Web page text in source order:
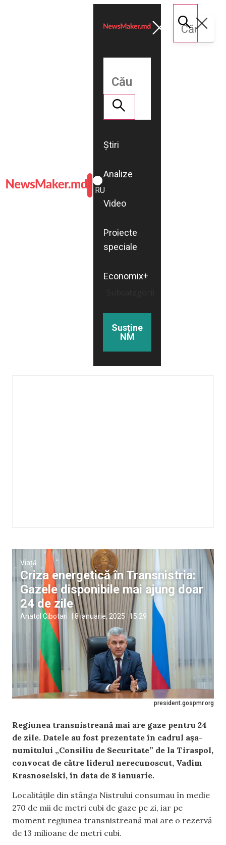
ROMÂNĂ
RU
Știri
Analize
Video
Proiecte
speciale
Economix+
Susține
NM
president.gospmr.org
Viață
Criza energetică în Transnistria:
Gazele disponibile mai ajung doar
24 de zile
Anatol Cibotari 8 ianuarie, 2025 15:29
Regiunea transnistreană mai are gaze pentru 24
de zile. Datele au fost prezentate în cadrul așa-
numitului „Consiliu de Securitate” de la Tiraspol,
convocat de către liderul nerecunoscut, Vadim
Krasnoselski, în data de 8 ianuarie.
Localitățile din stânga Nistrului consumau în medie
270 de mii de metri cubi de gaze pe zi, iar pe
moment regiunea transnistreană mai are o rezervă
de 13 milioane de metri cubi.